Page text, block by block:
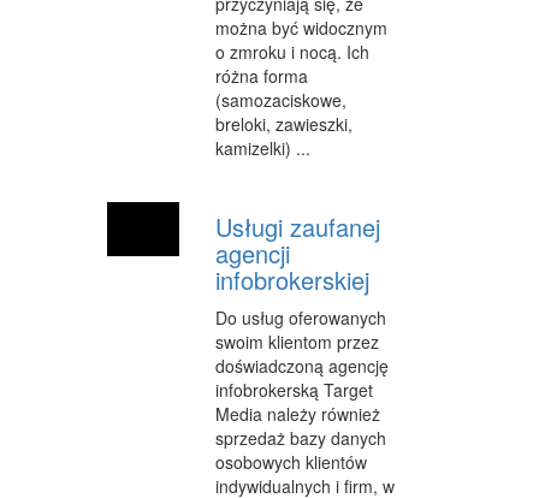
INNE AGENCJE
WIGOR
IMPREZY INTEGRACYJNE
HOBBY
ZAJĘCIA SPORTOWE I REKREACYJNE
PRODUKCJA
INFORMATYCZNE
RESTAURACJE, CATERING
FOTOGRAFIA
ADWOKACI, PORADY PRAWNE
SPRZĄTANIE, PORZĄDKOWANIE
można być widocznym
o zmroku i nocą. Ich
różna forma
(samozaciskowe,
breloki, zawieszki,
kamizelki) ...
Usługi zaufanej
agencji
infobrokerskiej
Do usług oferowanych
swoim klientom przez
doświadczoną agencję
infobrokerską Target
Media należy również
sprzedaż bazy danych
osobowych klientów
indywidualnych i firm, w